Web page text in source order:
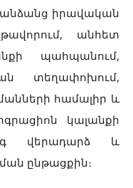
անձանց իրավական
անհետ
պահպանում,
տեղափոխում,
համալիր և
կալանքի
վերադարձ և
ընթացքին։